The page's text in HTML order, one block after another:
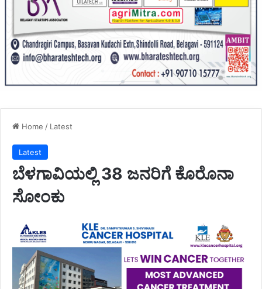
Home / Latest
Latest
ಬೆಳಗಾವಿಯಲ್ಲಿ 38 ಜನರಿಗೆ ಕೊರೊನಾ
ಸೋಂಕು